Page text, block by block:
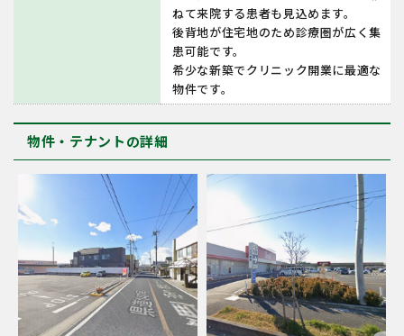
ねて来院する患者も見込めます。
後背地が住宅地のため診療圏が広く集
患可能です。
希少な新築でクリニック開業に最適な
物件です。
物件・テナントの詳細